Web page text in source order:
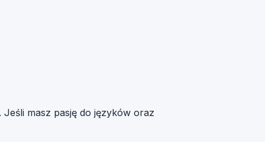
Jeśli masz pasję do języków oraz